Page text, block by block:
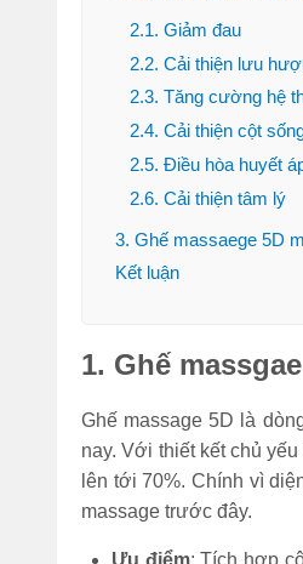
2.1. Giảm đau
2.2. Cải thiện lưu
2.3. Tăng cường hệ
2.4. Cải thiện cột
2.5. Điều hòa huyết
2.6. Cải thiện tâm lý
3. Ghế massaege 5D
Kết luận
1. Ghế
Ghế massage 5D là
nay. Với thiết kết chủ
lên tới 70%. Chính vì
massage trước đây.